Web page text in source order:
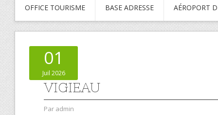
OFFICE TOURISME BASE ADRESSE AÉROPORT
01
Juil 2026
VIGIEAU
Par admin